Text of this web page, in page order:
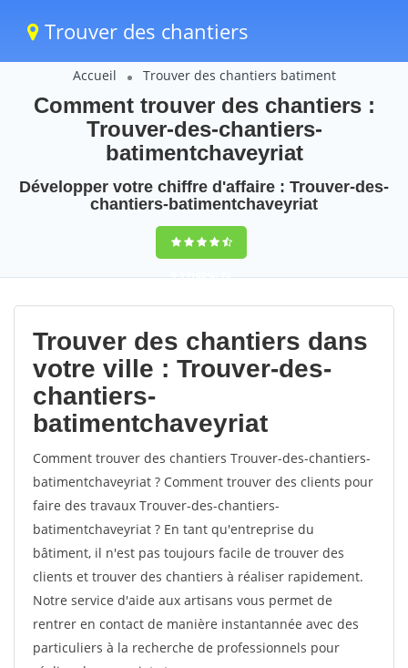
Trouver des chantiers
Accueil Trouver des chantiers batiment
Comment trouver des chantiers :
Trouver-des-chantiers-
batimentchaveyriat
Développer votre chiffre d'affaire : Trouver-des-
chantiers-batimentchaveyriat
9,5(100%)70
votes
Trouver des chantiers dans
votre ville : Trouver-des-
chantiers-
batimentchaveyriat
Comment trouver des chantiers Trouver-des-chantiers-
batimentchaveyriat ? Comment trouver des clients pour
faire des travaux Trouver-des-chantiers-
batimentchaveyriat ? En tant qu'entreprise du
bâtiment, il n'est pas toujours facile de trouver des
clients et trouver des chantiers à réaliser rapidement.
Notre service d'aide aux artisans vous permet de
rentrer en contact de manière instantannée avec des
particuliers à la recherche de professionnels pour